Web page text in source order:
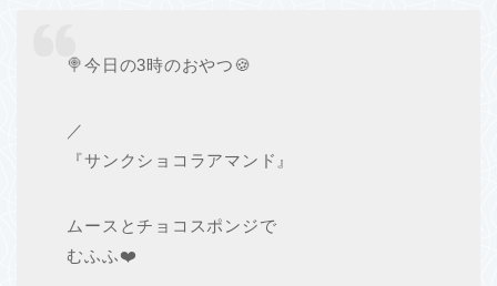
🍭今日の3時のおやつ🍪
／
『サンクショコラアマンド』
ムースとチョコスポンジで
むふふ❤️